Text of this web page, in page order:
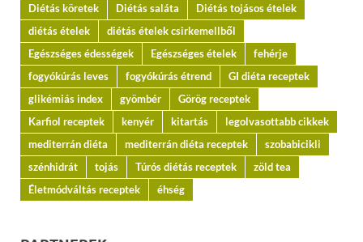
Diétás köretek
Diétás saláta
Diétás tojásos ételek
diétás ételek
diétás ételek csirkemellből
Egészséges édességek
Egészséges ételek
fehérje
fogyókúrás leves
fogyókúrás étrend
GI diéta receptek
glikémiás index
gyömbér
Görög receptek
Karfiol receptek
kenyér kitartás
legolvasottabb cikkek
mediterrán diéta
mediterrán diéta receptek
szobabicikli
szénhidrát
tojás Túrós diétás receptek
zöld tea
Életmódváltás receptek
éhség